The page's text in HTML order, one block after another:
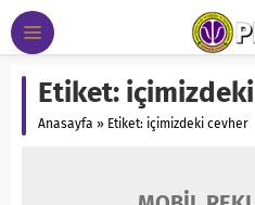
Etiket:
Anasayfa » Etiket: içimizdeki cevher